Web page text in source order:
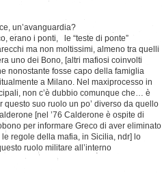
un’avanguardia?
erano i ponti, le “teste di ponte”
ma non moltissimi, almeno tra quelli
uno dei Bono, [altri mafiosi coinvolti
nonostante fosse capo della famiglia
a Milano. Nel maxiprocesso in
non c’è dubbio comunque che… è
suo ruolo un po’ diverso da quello
[nel ’76 Calderone è ospite di
per informare Greco di aver eliminato
regole della mafia, in Sicilia, ndr] lo
ruolo militare all’interno